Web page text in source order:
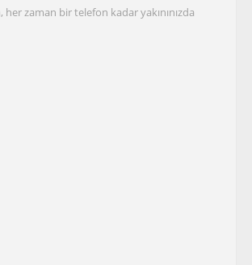
zaman bir telefon kadar yakınınızda